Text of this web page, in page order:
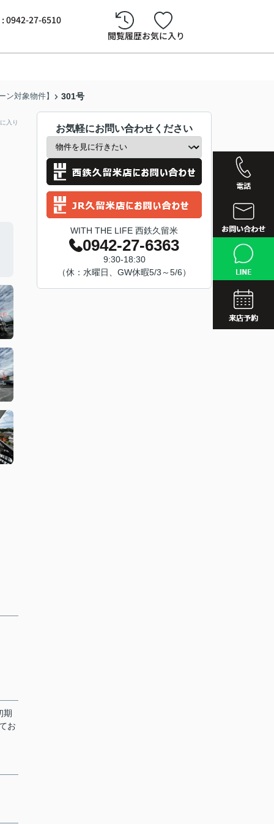
0942-27-6510
閲覧履歴お気に入り
西鉄久
JR久留
西鉄久
JR久留
ン対象物件】 301号
入り
期
お
お気軽にお問い合わせください
WITH THE LIFE 西鉄久留米
0942-27-6363
9:30-18:30
（休：水曜日、GW休暇5/3～5/6）